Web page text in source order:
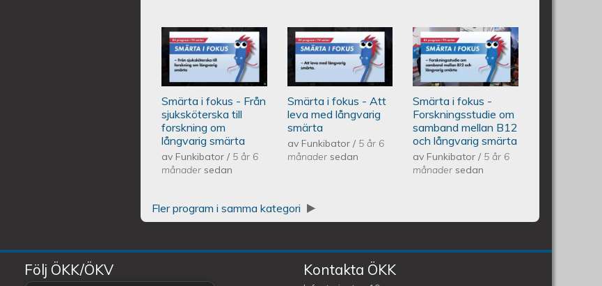
Smärta i fokus - Från sjuksköterska till forskning
om långvarig smärta
Smärta i fokus - Från
sjuksköterska till
forskning om
långvarig smärta
av Funkibator/ 5 år 6
månader sedan
Smärta i fokus - Att leva med
långvarig smärta
Smärta i fokus - Att
leva med långvarig
smärta
av Funkibator / 5 år 6
månadersedan
Smärta i fokus -
Forskningsstudie
om samband
mellan B12 och
långvarig smärta
Smärta i fokus -
Forskningsstudie om
samband mellan B12
och långvarig smärta
av Funkibator/ 5 år 6
månader sedan
Fler program i samma kategori
Följ ÖKK/ÖKV Kontakta ÖKK